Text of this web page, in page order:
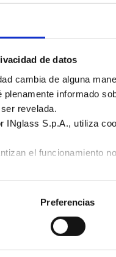
de datos
cambia de alguna
plenamente informado
revelada.
INglass S.p.A., utiliza
el funcionamiento
información que
páginas consultadas,
Preferencias